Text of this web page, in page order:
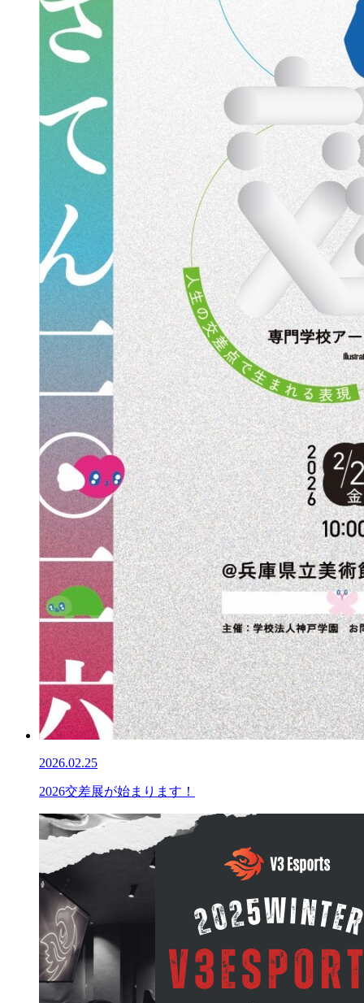
2026.02.25
2026交差展が始まります！